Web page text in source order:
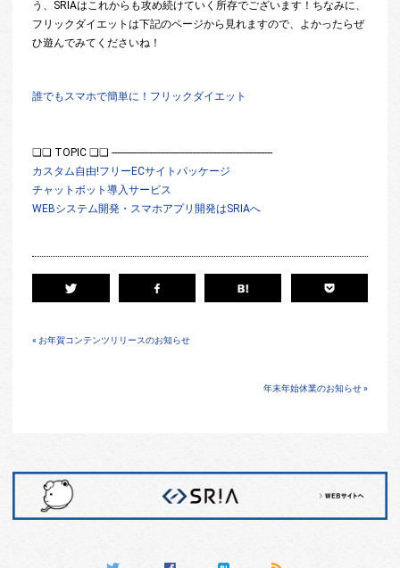
う、SRIAはこれからも攻め続けていく所存でございます！ちなみに、
フリックダイエットは下記のページから見れますので、よかったらぜ
ひ遊んでみてくださいね！
誰でもスマホで簡単に！フリックダイエット
❏❏ TOPIC ❏❏ ------------------------------------------------------------
カスタム自由!フリーECサイトパッケージ
チャットボット導入サービス
WEBシステム開発・スマホアプリ開発はSRIAへ
« お年賀コンテンツリリースのお知らせ
年末年始休業のお知らせ »